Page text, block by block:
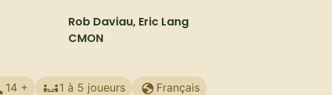
Rob Daviau, Eric Lang
CMON
14 + 1 à 5 joueurs Français